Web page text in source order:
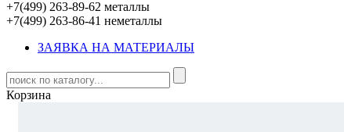
+7(499) 263-89-62 металлы
+7(499) 263-86-41 неметаллы
ЗАЯВКА НА МАТЕРИАЛЫ
Корзина